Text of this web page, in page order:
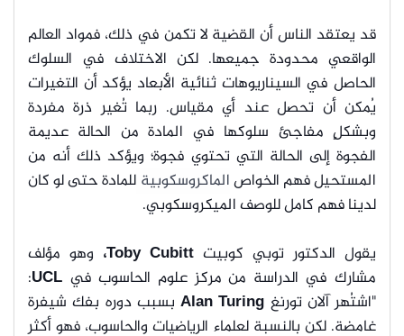
قد يعتقد الناس أن القضية لا تكمن في ذلك، فمواد العالم
الواقعي محدودة جميعها. لكن الاختلاف في السلوك
الحاصل في السيناريوهات ثنائية الأبعاد يؤكد أن التغيرات
يُمكن أن تحصل عند أي مقياس. ربما تُغير ذرة مفردة
وبشكلٍ مفاجئ سلوكها في المادة من الحالة عديمة
الفجوة إلى الحالة التي تحتوي فجوة؛ ويؤكد ذلك أنه من
المستحيل فهم الخواصالماكروسكوبية للمادة حتى لو كان
لدينا فهم كامل للوصف الميكروسكوبي.
يقول الدكتور توبي كوبيت Toby Cubitt، وهو مؤلف
مشارك في الدراسة من مركز علوم الحاسوب في UCL
:
"اشتُهر آلان تورنغ Alan Turing بسبب دوره بفك شيفرة
غامضة. لكن بالنسبة لعلماء الرياضيات والحاسوب، فهو أكثر